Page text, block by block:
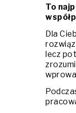
To
Dla
lecz